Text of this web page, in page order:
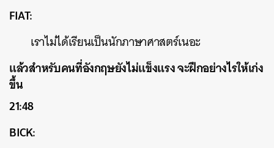
FIAT:
เราไม่ได้เรียนเป็นนักภาษาศาสตร์เนอะ
แล้วสำหรับคนที่อังกฤษยังไม่แข็งแรง จะฝึกอย่างไรให้เก่ง
ขึ้น
21:48
BICK: